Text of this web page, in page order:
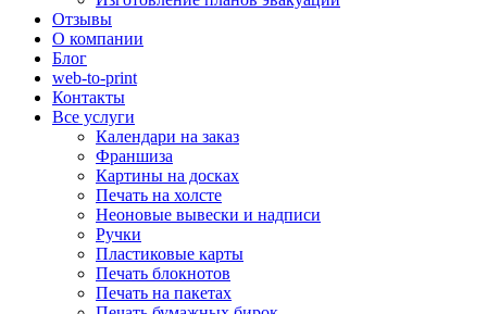
Отзывы
О компании
Блог
web-to-print
Контакты
Все услуги
Календари на заказ
Франшиза
Картины на досках
Печать на холсте
Неоновые вывески и надписи
Ручки
Пластиковые карты
Печать блокнотов
Печать на пакетах